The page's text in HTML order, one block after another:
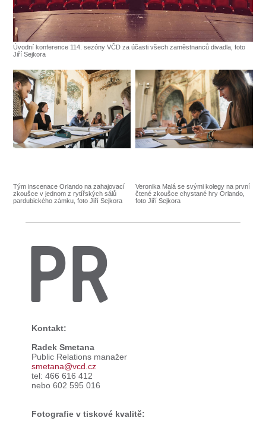
Úvodní konference 114. sezóny VČD za účasti všech zaměstnanců divadla, foto
Jiří Sejkora
Tým inscenace Orlando na zahajovací
zkoušce v jednom z rytířských sálů
pardubického zámku, foto Jiří Sejkora
Veronika Malá se svými kolegy na první
čtené zkoušce chystané hry Orlando,
foto Jiří Sejkora
PR
Kontakt:
Radek Smetana
Public Relations manažer
smetana@vcd.cz
tel: 466 616 412
nebo 602 595 016
Fotografie v tiskové kvalitě: